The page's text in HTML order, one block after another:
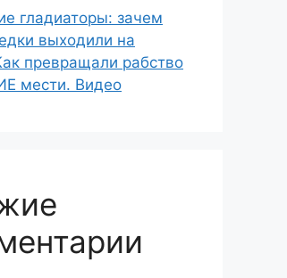
гладиаторы: зачем
выходили на
превращали рабство
мести. Видео